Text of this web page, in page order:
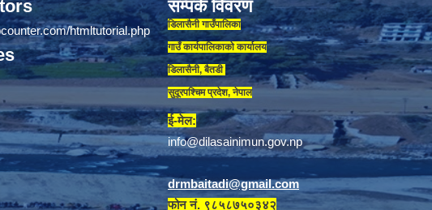
सम्पर्क विवरण
डिलासैनी गाउँपालिका
गाउँ कार्यपालिकाकाे कार्यालय
डिलासैनी, बैतडी
सुदूरपश्चिम प्रदेश, नेपाल
ई-मेल:
info@dilasainimun.gov.np
drmbaitadi@gmail.com
फोन नं. ९८५८७५०३४२